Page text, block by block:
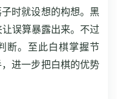
时就设想的构想。黑
误算暴露出来。不过
断。至此白棋掌握节
进一步把白棋的优势